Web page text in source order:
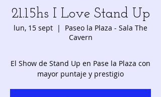
21.15hs I Love Stand Up
lun, 15 sept
  |
Paseo la Plaza - Sala The
Cavern
El Show de Stand Up en Pase la Plaza con